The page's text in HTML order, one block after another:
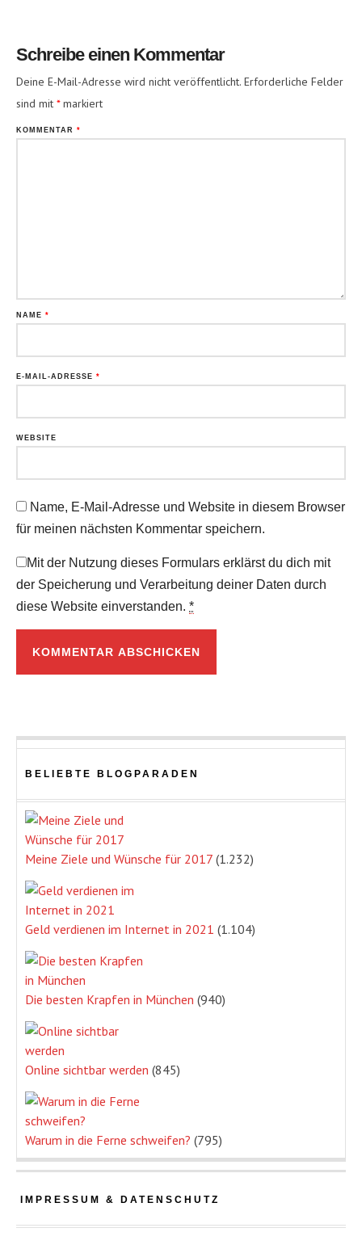
Schreibe einen Kommentar
Deine E-Mail-Adresse wird nicht veröffentlicht. Erforderliche Felder
sind mit *markiert
KOMMENTAR *
NAME *
E-MAIL-ADRESSE *
WEBSITE
Name, E-Mail-Adresse und Website in diesem Browser
für meinen nächsten Kommentar speichern.
Mit der Nutzung dieses Formulars erklärst du dich mit
der Speicherung und Verarbeitung deiner Daten durch
diese Website einverstanden. *
BELIEBTE BLOGPARADEN
Meine Ziele und Wünsche für 2017 (1.232)
Geld verdienen im Internet in 2021 (1.104)
Die besten Krapfen in München (940)
Online sichtbar werden (845)
Warum in die Ferne schweifen? (795)
IMPRESSUM & DATENSCHUTZ